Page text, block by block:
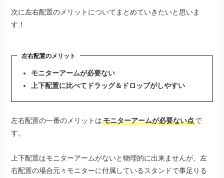
次に左右配置のメリットについてまとめていきたいと思いま
す！
左右配置のメリット
モニターアームが必要ない
上下配置に比べてドラッグ＆ドロップがしやすい
左右配置の一番のメリットはモニターアームが必要ない点で
す。
上下配置はモニターアームがないと物理的に出来ませんが、左
右配置の場合元々モニターに付属しているスタンドで事足りる